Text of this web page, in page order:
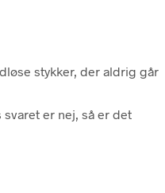
stykker, der aldrig går
er nej, så er det